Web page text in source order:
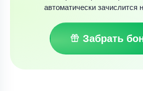
автоматически зачислится
Забрать